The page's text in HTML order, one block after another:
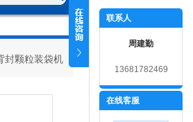
封颗粒装袋机
联系人
周建勤
13681782469
在线客服